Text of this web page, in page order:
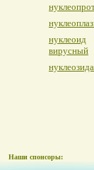
нуклеоид
вирусный
Наши спонсоры: